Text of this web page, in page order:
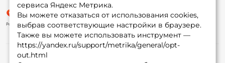
сервиса Яндекс Метрика.
Вы можете отказаться от использования cookies,
выбрав соответствующие настройки в браузере.
Также вы можете использовать инструмент —
https://yandex.ru/support/metrika/general/opt-
out.html